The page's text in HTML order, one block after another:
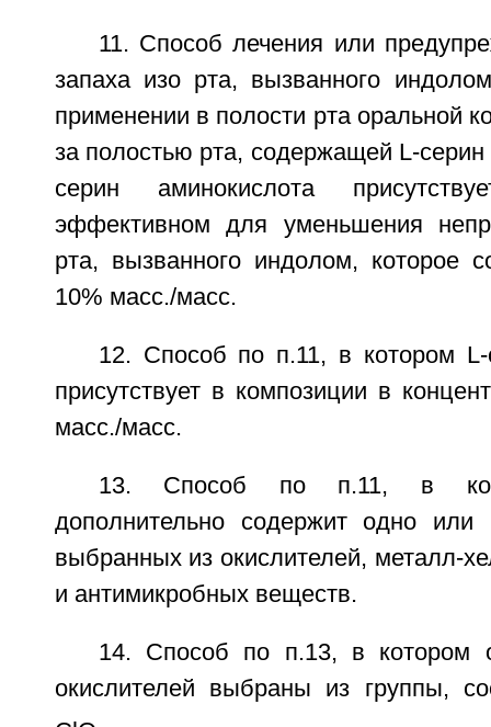
11. Способ лечения или
запаха изо рта, вызванного
применении в полости рта оральной
за полостью рта, содержащей L-серин
серин аминокислота
эффективном для уменьшения
рта, вызванного индолом, которое
10% масс./масс.
12. Способ по п.11, в котором L-
присутствует в композиции в
масс./масс.
13. Способ по п.11, в
дополнительно содержит одно или
выбранных из окислителей, металл-
и антимикробных веществ.
14. Способ по п.13, в котором
окислителей выбраны из группы,